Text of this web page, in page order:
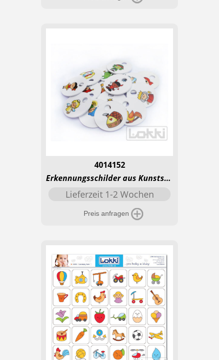
4014152
Erkennungsschilder aus Kunststoff mit Loch - MÃ¤rchen
Lieferzeit 1-2 Wochen
Preis anfragen